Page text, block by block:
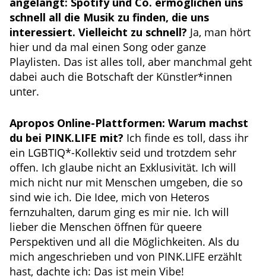
schnell all die Musik zu finden, die uns
interessiert. Vielleicht zu schnell? Ja, man hört
hier und da mal einen Song oder ganze
Playlisten. Das ist alles toll, aber manchmal geht
dabei auch die Botschaft der Künstler*innen
unter.
Apropos Online-Plattformen: Warum machst
du bei PINK.LIFE mit? Ich finde es toll, dass ihr
ein LGBTIQ*-Kollektiv seid und trotzdem sehr
offen. Ich glaube nicht an Exklusivität. Ich will
mich nicht nur mit Menschen umgeben, die so
sind wie ich. Die Idee, mich von Heteros
fernzuhalten, darum ging es mir nie. Ich will
lieber die Menschen öffnen für queere
Perspektiven und all die Möglichkeiten. Als du
mich angeschrieben und von PINK.LIFE erzählt
hast, dachte ich: Das ist mein Vibe!